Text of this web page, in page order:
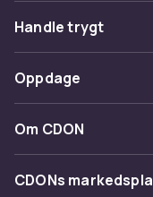
Vanlige spørsmål
Spor pakke
Angre & returner her
Kontakt oss
Handle trygt
Betaling
Levering
Tilbakekallinger
Oppdage
Kategorier
Varemerker
Om CDON
Om oss
CDONs